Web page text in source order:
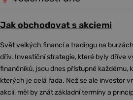
Jak obchodovat s akciemi
Svět velkých financí a tradingu na
dřív. Investiční strategie, které byly dříve
finančníků, jsou dnes přístupné každému,
kterých je celá řada. Než se ale investor
akcií, měl by znát základní termíny a